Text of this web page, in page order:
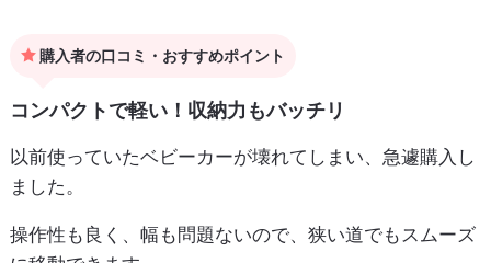
購入者の口コミ・おすすめポイント
コンパクトで軽い！収納力もバッチリ
以前使っていたベビーカーが壊れてしまい、急遽購入し
ました。
操作性も良く、幅も問題ないので、狭い道でもスムーズ